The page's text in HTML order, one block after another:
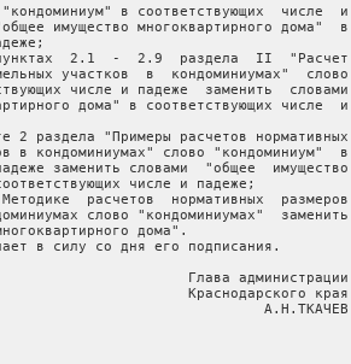
в соответствующих  числе  и
имущество многоквартирного дома"  в
2.1  -  2.9  раздела  II  "Расчет
участков  в  кондоминиумах"  слово
числе и падеже  заменить  словами
дома" в соответствующих числе  и
2 раздела "Примеры расчетов нормативных
в кондоминиумах" слово "кондоминиум"  в
заменить словами  "общее  имущество
числе и падеже;
расчетов  нормативных  размеров
слово "кондоминиумах"  заменить
дома".
в силу со дня его подписания.
Глава администрации
Краснодарского края
А.Н.ТКАЧЕВ